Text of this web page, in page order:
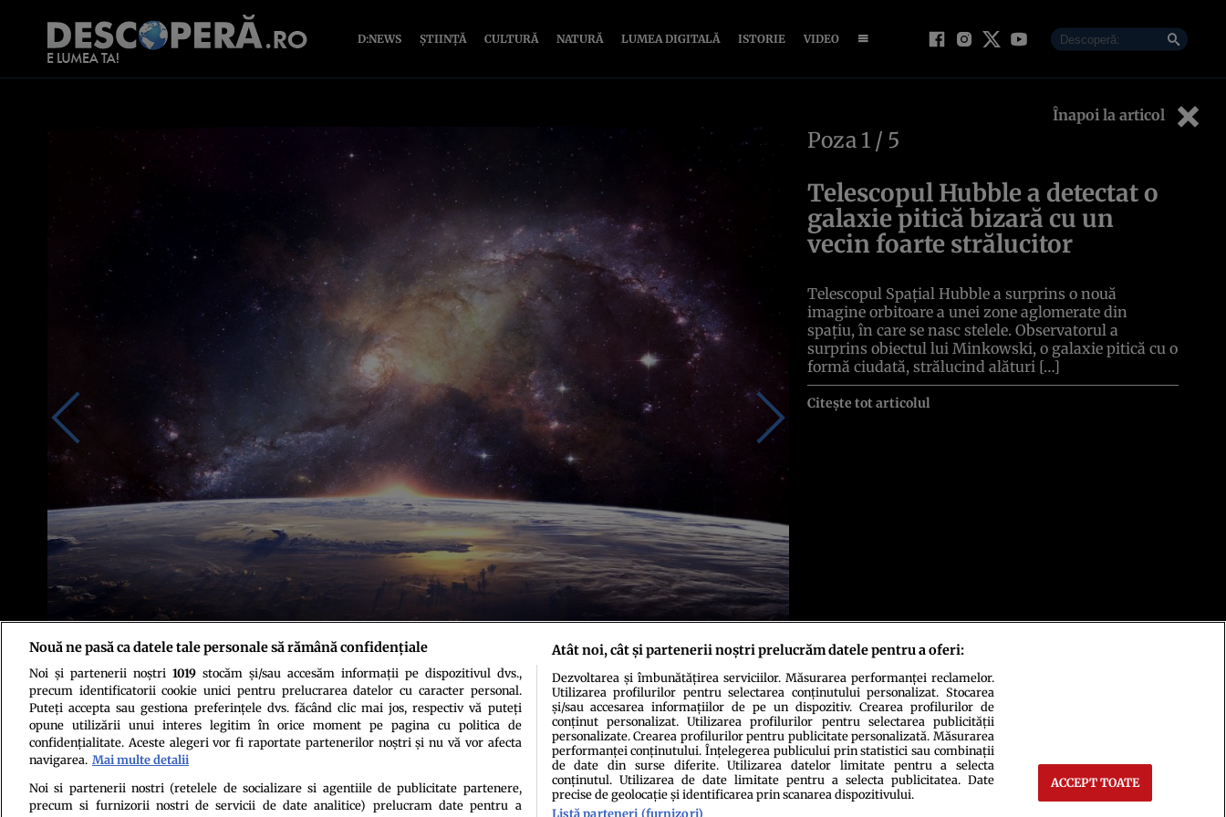
D:NEWS ȘTIINȚĂ CULTURĂ NATURĂ LUMEA DIGITALĂ ISTORIE VIDEO
Înapoi la articol
Foto: Pixabay
Poza 1 / 5
Telescopul Hubble a detectat o
galaxie pitică bizară cu un
vecin foarte strălucitor
Telescopul Spațial Hubble a surprins o nouă
imagine orbitoare a unei zone aglomerate din
spațiu, în care se nasc stelele. Observatorul a
surprins obiectul lui Minkowski, o galaxie pitică cu o
formă ciudată, strălucind alături […]
Citește tot articolul
Politica de confidenţialitatePolitica de cookiesTermeni şi condiţiiEchipa redacțională
Nouă ne pasă ca datele tale personale să rămână confidențiale
Noi și partenerii noștri 1019stocăm și/sau accesăm informații pe dispozitivul dvs.,
precum identificatorii cookie unici pentru prelucrarea datelor cu caracter personal.
Puteți accepta sau gestiona preferințele dvs. făcând clic mai jos, respectiv vă puteți
opune utilizării unui interes legitim în orice moment pe pagina cu politica de
confidențialitate. Aceste alegeri vor fi raportate partenerilor noștri și nu vă vor afecta
navigarea. Mai multe detalii
Noi si partenerii nostri (retelele de socializare si agentiile de publicitate partenere,
precum si furnizorii nostri de servicii de date analitice) prelucram date pentru a
Atât noi, cât și partenerii noștri prelucrăm datele pentru a oferi:
Dezvoltarea și îmbunătățirea serviciilor. Măsurarea performanței reclamelor.
Utilizarea profilurilor pentru selectarea conținutului personalizat. Stocarea
și/sau accesarea informațiilor de pe un dispozitiv. Crearea profilurilor de
conținut personalizat. Utilizarea profilurilor pentru selectarea publicității
personalizate. Crearea profilurilor pentru publicitate personalizată. Măsurarea
performanței conținutului. Înțelegerea publicului prin statistici sau combinații
de date din surse diferite. Utilizarea datelor limitate pentru a selecta
conținutul. Utilizarea de date limitate pentru a selecta publicitatea. Date
precise de geolocație și identificarea prin scanarea dispozitivului.
Listă parteneri (furnizori)
ACCEPT TOATE